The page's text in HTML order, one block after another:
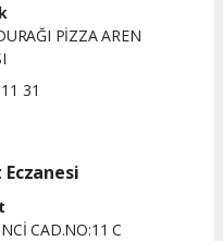
PİZZA AREN
31
CAD.NO:11 C